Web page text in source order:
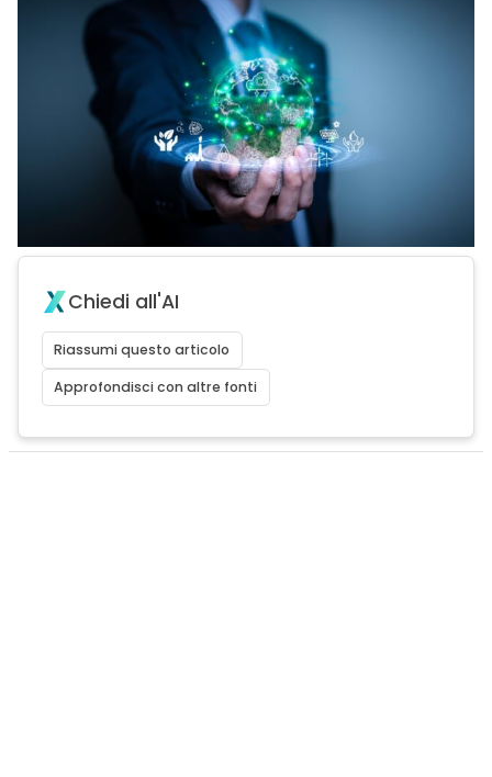
Chiedi all'AI
Riassumi questo articolo
Approfondisci con altre fonti